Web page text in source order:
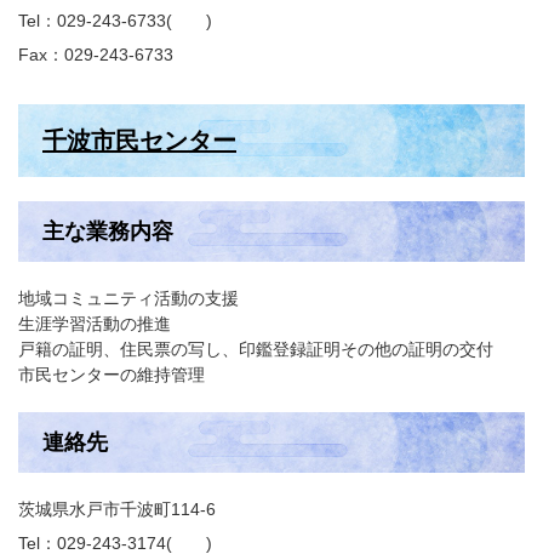
Tel：029-243-6733
Fax：029-243-6733
千波市民センター
主な業務内容
地域コミュニティ活動の支援
生涯学習活動の推進
戸籍の証明、住民票の写し、印鑑登録証明その他の証明の交付
市民センターの維持管理
連絡先
茨城県水戸市千波町114-6
Tel：029-243-3174